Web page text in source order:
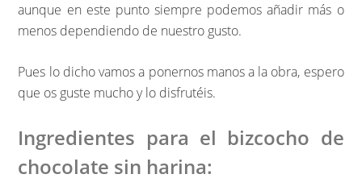
aunque en este punto siempre podemos añadir más o
menos dependiendo de nuestro gusto.
Pues lo dicho vamos a ponernos manos a la obra, espero
que os guste mucho y lo disfrutéis.
Ingredientes para el bizcocho de
chocolate sin harina: